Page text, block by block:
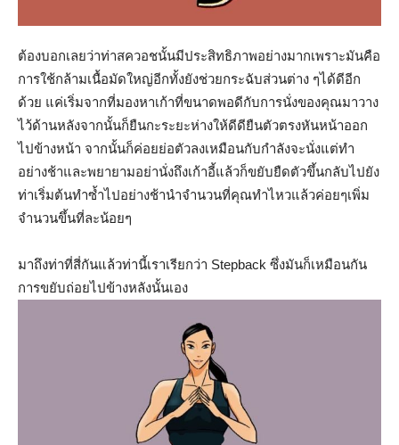
ต้องบอกเลยว่าท่าสควอชนั้นมีประสิทธิภาพอย่างมากเพราะมันคือ
การใช้กล้ามเนื้อมัดใหญ่อีกทั้งยังช่วยกระฉับส่วนต่าง ๆได้ดีอีก
ด้วย แค่เริ่มจากที่มองหาเก้าที่ขนาดพอดีกับการนั่งของคุณมาวาง
ไว้ด้านหลังจากนั้นก็ยืนกะระยะห่างให้ดีดียืนตัวตรงหันหน้าออก
ไปข้างหน้า จากนั้นก็ค่อยย่อตัวลงเหมือนกับกำลังจะนั่งแต่ทำ
อย่างช้าและพยายามอย่านั่งถึงเก้าอี้แล้วก็ขยับยืดตัวขึ้นกลับไปยัง
ท่าเริ่มต้นทำซ้ำไปอย่างช้านำจำนวนที่คุณทำไหวแล้วค่อยๆเพิ่ม
จำนวนขึ้นที่ละน้อยๆ
มาถึงท่าที่สี่กันแล้วท่านี้เราเรียกว่า Stepback ซึ่งมันก็เหมือนกัน
การขยับถ่อยไปข้างหลังนั้นเอง